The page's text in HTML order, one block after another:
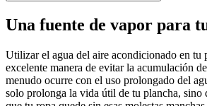
Una fuente de vapor para
Utilizar el agua del aire acondicionado en tu
excelente manera de evitar la acumulación
menudo ocurre con el uso prolongado del
solo prolonga la vida útil de tu plancha, sino